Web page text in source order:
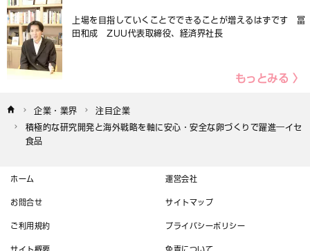
上場を目指していくことでできることが増えるはずです 冨
田和成 ZUU代表取締役、経済界社長
もっとみる 〉
企業・業界
注目企業
積極的な研究開発と海外戦略を軸に安心・安全な卵づくりで躍進―イセ
食品
ホーム 運営会社
お問合せ サイトマップ
ご利用規約 プライバシーポリシー
サイト概要 免責について